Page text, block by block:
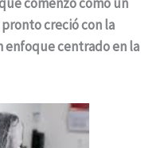
creció con la
enfoque centrado en la